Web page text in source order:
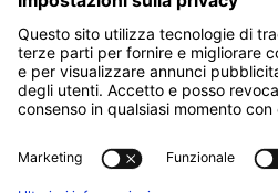
GitHub
Instagram
Buy me a Coffee ☕